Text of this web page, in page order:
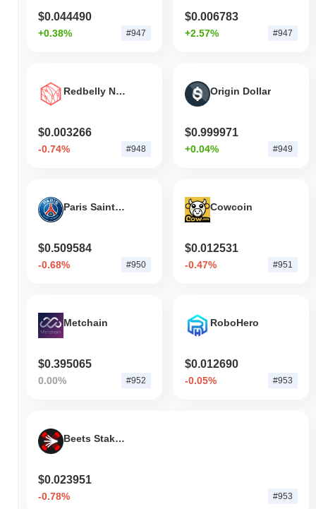
$0.044490
+0.38% #947
$0.006783
+2.57% #947
Redbelly Network
$0.003266
-0.74% #948
Origin Dollar
$0.999971
+0.04% #949
Paris Saint-Germain Fan Token
$0.509584
-0.68% #950
Cowcoin
$0.012531
-0.47% #951
Metchain
$0.395065
0.00% #952
RoboHero
$0.012690
-0.05% #953
Beets Staked Sonic
$0.023951
-0.78% #953